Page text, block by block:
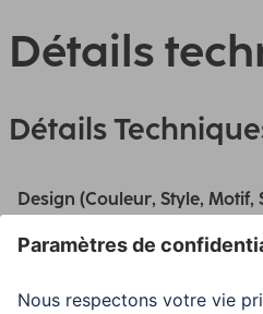
Détails
Détails
Design (Couleur, Style, Motif,
Couleur
Couleurs disponibles